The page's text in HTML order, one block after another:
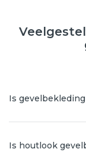
Is gevelbekleding
Is houtlook